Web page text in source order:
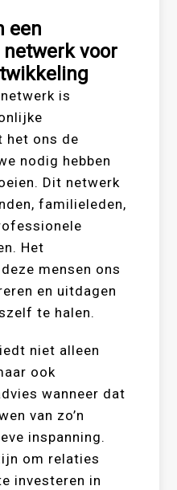
een
voor
is
het ons de
nodig hebben
Dit netwerk
familieleden,
Het
mensen ons
en uitdagen
te halen.
niet alleen
ook
wanneer dat
van zo’n
inspanning.
om relaties
investeren in